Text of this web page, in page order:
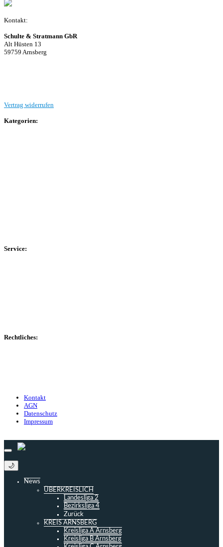
Kontakt:
Schulte & Stratmann GbR
Alt Hüsten 13
59759 Arnsberg
Vertrag widerrufen
Kategorien:
Service:
Rechtliches:
Kontakt
AGN
Datenschutz
Impressum
🌙
News
ÜBERKREISLICH
Landesliga 2
Bezirksliga 4
Zurück
KREIS ARNSBERG
Kreisliga A Arnsberg
Kreisliga B Arnsberg